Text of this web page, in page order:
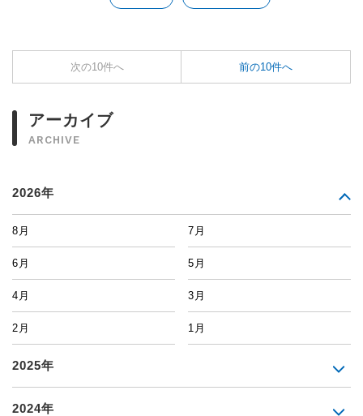
次の10件へ 前の10件へ
アーカイブ
ARCHIVE
2026年
8月 7月
6月 5月
4月 3月
2月 1月
2025年
2024年